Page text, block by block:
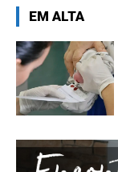
EM ALTA